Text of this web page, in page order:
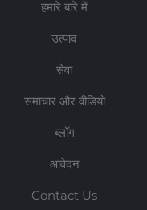
हमारे बारे में
उत्पाद
सेवा
समाचार और वीडियो
ब्लॉग
आवेदन
Contact Us